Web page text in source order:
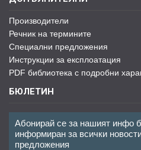
Производители
Речник на термините
Специални предложения
Инструкции за експлоатация
PDF библиотека с подробни
БЮЛЕТИН
Абонирай се за нашият инфо
информиран за всички
предложения